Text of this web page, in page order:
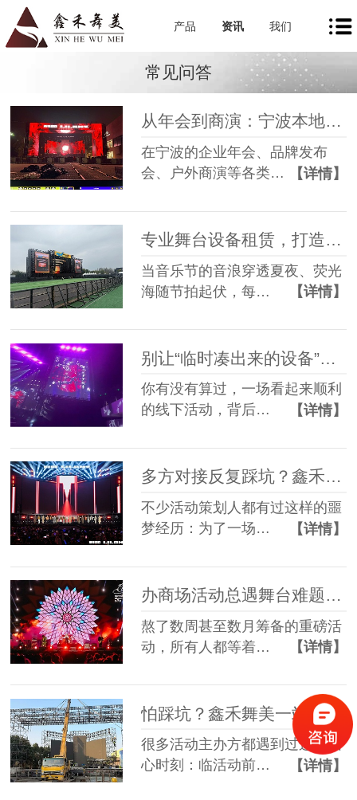
产品 资讯 我们
常见问答
从年会到商演：宁波本地舞美租赁如何让每一场活动都出彩
在宁波的企业年会、品牌发布
会、户外商演等各类…
【详情】
专业舞台设备租赁，打造沉浸式音乐节现场
当音乐节的音浪穿透夏夜、荧光
海随节拍起伏，每…
【详情】
你有没有算过，一场看起来顺利
的线下活动，背后…
【详情】
多方对接反复踩坑？鑫禾舞美一站式舞美服务让你少走90%弯路
不少活动策划人都有过这样的噩
梦经历：为了一场…
【详情】
办商场活动总遇舞台难题？鑫禾舞美一站式帮你解决
熬了数周甚至数月筹备的重磅活
动，所有人都等着…
【详情】
怕踩坑？鑫禾舞美一站式租赁搭建帮你省一半心
很多活动主办方都遇到过这些糟
心时刻：临活动前…
【详情】